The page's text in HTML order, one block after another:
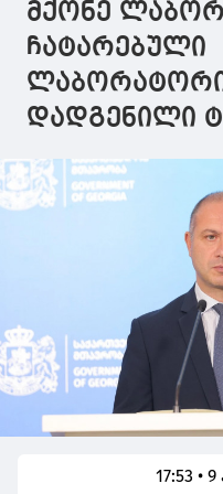
დაუფინანსდება"
მქონე
ჩატარებული
დადგენილი
17:53 •